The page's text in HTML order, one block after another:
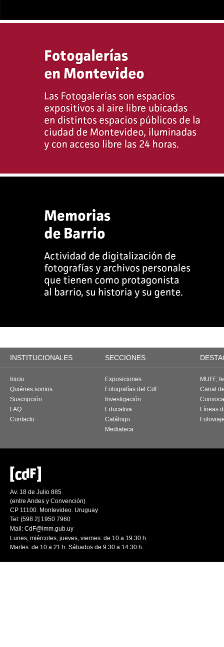
INSTITUCIONALES SECCIONES
Inicio
Quiénes somos
Suscripción
FAQ
Contacto
Exposiciones
Fotografías del CdF
Investigación
Educativa
Catálogo
Mediateca
MUFF,
Canal
Líneas
Av. 18 de Julio 885
(entre Andes y Convención)
CP 11100. Montevideo. Uruguay
Tel: [598 2] 1950 7960
Mail: CdF@imm.gub.uy
Lunes, miércoles, jueves, viernes: de 10 a 19.30 h.
Martes: de 10 a 21 h. Sábados de 9.30 a 14.30 h.